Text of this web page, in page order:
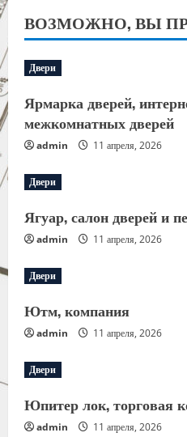
ВОЗМОЖНО, ВЫ
Двери
Ярмарка дверей,
межкомнатных дверей
admin 11 апреля, 2026
Двери
Ягуар, салон дверей и
admin 11 апреля, 2026
Двери
Ютм, компания
admin 11 апреля, 2026
Двери
Юпитер лок, торговая
admin 11 апреля, 2026